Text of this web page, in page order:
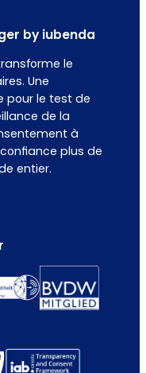
by iubenda
le
Une
pour le test de
de la
à
plus de
entier.